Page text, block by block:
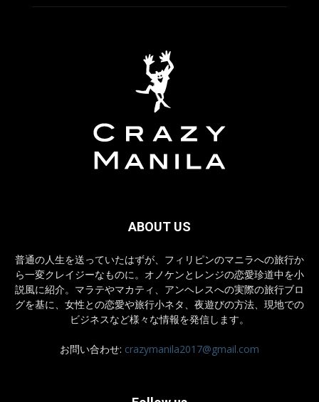
ABOUT US
普通の人生を送っていたはずが、フィリピンのマニラへの旅行か
ら一変クレイジーなものに。オノケンとレンジの恋愛珍道中を小
説風に紹介。マラテやマカティ、アンヘレスへの実際の旅行ブロ
グを基に、女性との恋愛や旅行小ネタ、夜遊びの方法、現地での
ビジネスなど様々な情報を発信します。
お問い合わせ: crazymanila2017@gmail.com